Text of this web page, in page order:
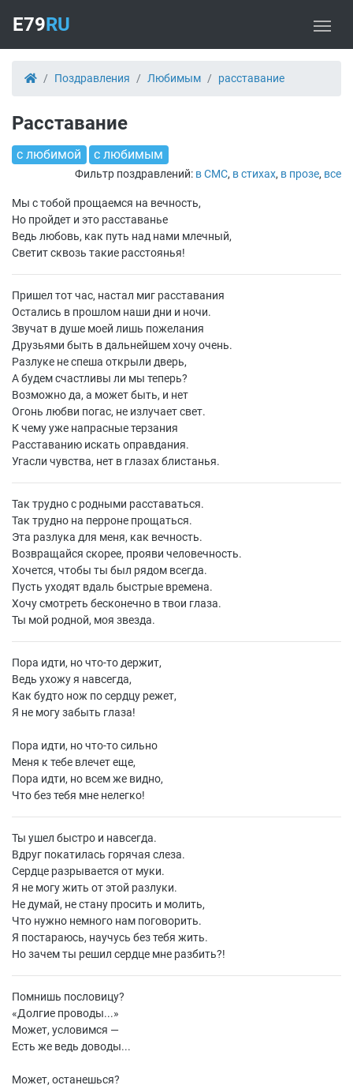
E79RU
Поздравления Любимым расставание
Расставание
с любимой с любимым
Фильтр поздравлений: в СМС, в стихах, в прозе, все
Мы с тобой прощаемся на вечность,
Но пройдет и это расставанье
Ведь любовь, как путь над нами млечный,
Светит сквозь такие расстоянья!
Пришел тот час, настал миг расставания
Остались в прошлом наши дни и ночи.
Звучат в душе моей лишь пожелания
Друзьями быть в дальнейшем хочу очень.
Разлуке не спеша открыли дверь,
А будем счастливы ли мы теперь?
Возможно да, а может быть, и нет
Огонь любви погас, не излучает свет.
К чему уже напрасные терзания
Расставанию искать оправдания.
Угасли чувства, нет в глазах блистанья.
Так трудно с родными расставаться.
Так трудно на перроне прощаться.
Эта разлука для меня, как вечность.
Возвращайся скорее, прояви человечность.
Хочется, чтобы ты был рядом всегда.
Пусть уходят вдаль быстрые времена.
Хочу смотреть бесконечно в твои глаза.
Ты мой родной, моя звезда.
Пора идти, но что-то держит,
Ведь ухожу я навсегда,
Как будто нож по сердцу режет,
Я не могу забыть глаза!
Пора идти, но что-то сильно
Меня к тебе влечет еще,
Пора идти, но всем же видно,
Что без тебя мне нелегко!
Ты ушел быстро и навсегда.
Вдруг покатилась горячая слеза.
Сердце разрывается от муки.
Я не могу жить от этой разлуки.
Не думай, не стану просить и молить,
Что нужно немного нам поговорить.
Я постараюсь, научусь без тебя жить.
Но зачем ты решил сердце мне разбить?!
Помнишь пословицу?
«Долгие проводы...»
Может, условимся —
Есть же ведь доводы...
Может, останешься?